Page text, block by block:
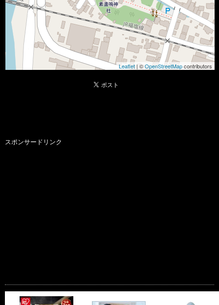
Leaflet | ©OpenStreetMapcontributors
スポンサードリンク